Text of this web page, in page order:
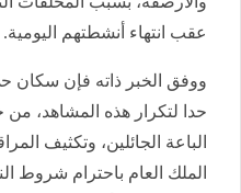
عقب انتهاء أنشطتهم اليومية.
ووفق الخبر ذاته فإن سكان
حدا لتكرار هذه المشاهد،
الباعة الجائلين، وتكثيف
الملك العام باحترام شروط